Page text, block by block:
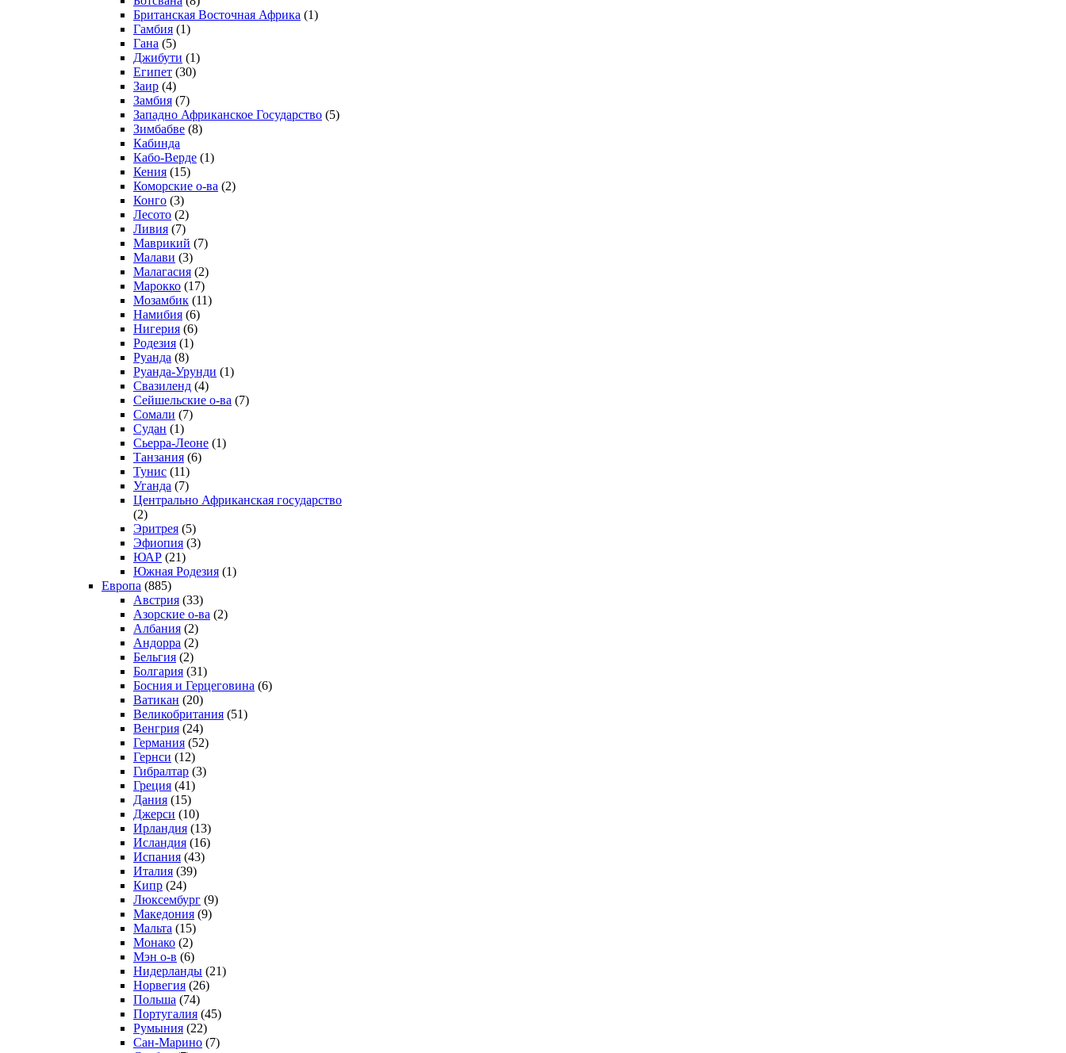
Британская Восточная Африка (1)
Гамбия (1)
Гана (5)
Джибути (1)
Египет (30)
Заир (4)
Замбия (7)
Западно Африканское Государство (5)
Зимбабве (8)
Кабинда
Кабо-Верде (1)
Кения (15)
Коморские о-ва (2)
Конго (3)
Лесото (2)
Ливия (7)
Маврикий (7)
Малави (3)
Малагасия (2)
Марокко (17)
Мозамбик (11)
Намибия (6)
Нигерия (6)
Родезия (1)
Руанда (8)
Руанда-Урунди (1)
Свазиленд (4)
Сейшельские о-ва (7)
Сомали (7)
Судан (1)
Сьерра-Леоне (1)
Танзания (6)
Тунис (11)
Уганда (7)
Центрально Африканская государство
(2)
Эритрея (5)
Эфиопия (3)
ЮАР (21)
Южная Родезия (1)
Европа (885)
Австрия (33)
Азорские о-ва (2)
Албания (2)
Андорра (2)
Бельгия (2)
Болгария (31)
Босния и Герцеговина (6)
Ватикан (20)
Великобритания (51)
Венгрия (24)
Германия (52)
Гернси (12)
Гибралтар (3)
Греция (41)
Дания (15)
Джерси (10)
Ирландия (13)
Исландия (16)
Испания (43)
Италия (39)
Кипр (24)
Люксембург (9)
Македония (9)
Мальта (15)
Монако (2)
Мэн о-в (6)
Нидерланды (21)
Норвегия (26)
Польша (74)
Португалия (45)
Румыния (22)
Сан-Марино (7)